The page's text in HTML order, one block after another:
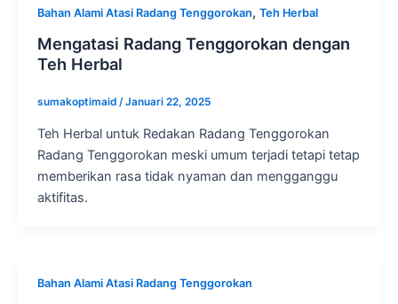
Bahan Alami Atasi Radang Tenggorokan, Teh Herbal
Mengatasi Radang Tenggorokan dengan
Teh Herbal
sumakoptimaid /Januari 22, 2025
Teh Herbal untuk Redakan Radang Tenggorokan
Radang Tenggorokan meski umum terjadi tetapi tetap
memberikan rasa tidak nyaman dan mengganggu
aktifitas.
Bahan Alami Atasi Radang Tenggorokan